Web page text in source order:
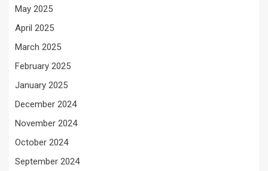
May 2025
April 2025
March 2025
February 2025
January 2025
December 2024
November 2024
October 2024
September 2024